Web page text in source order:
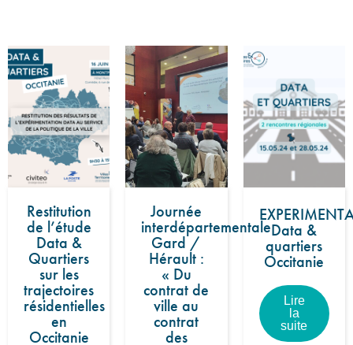
Restitution
de l’étude
Data &
Quartiers
sur les
trajectoires
résidentielles
en
Occitanie
Journée
interdépartementale
Gard /
Hérault :
« Du
contrat de
ville au
contrat
des
Data &
quartiers
Occitanie
Lire
la
suite